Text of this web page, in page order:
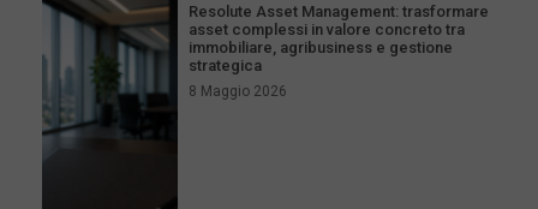
Resolute Asset Management: trasformare
asset complessi in valore concreto tra
immobiliare, agribusiness e gestione
strategica
8 Maggio 2026